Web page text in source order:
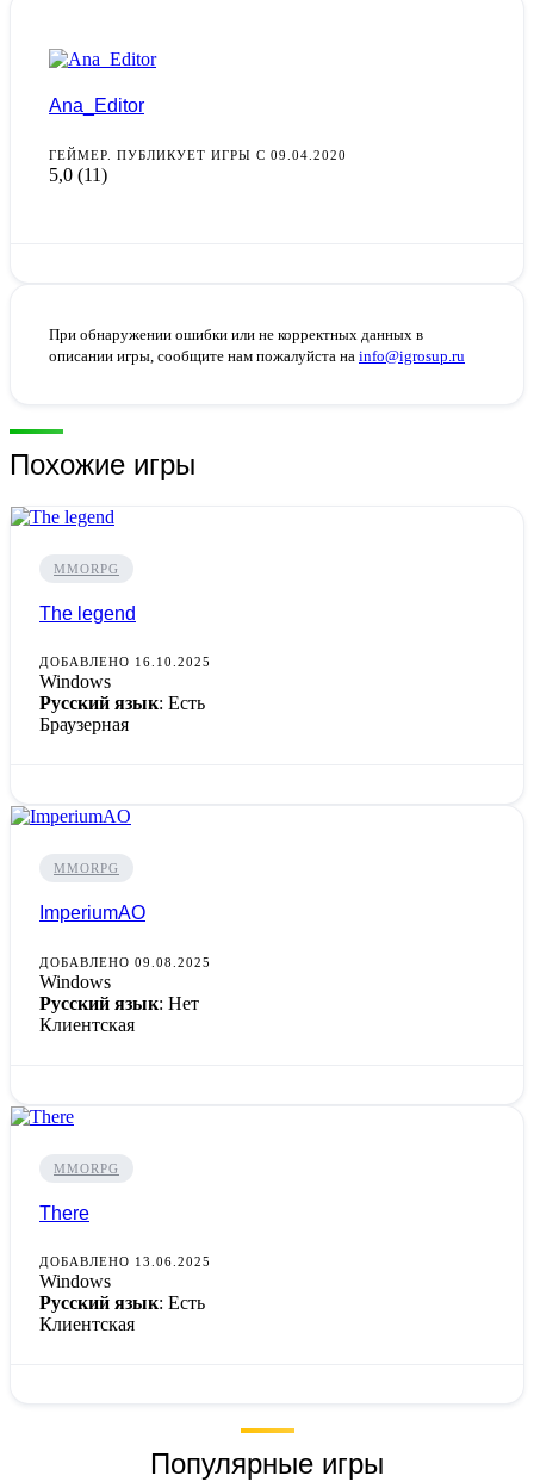
Ana_Editor
ГЕЙМЕР. ПУБЛИКУЕТ ИГРЫ С 09.04.2020
5,0 (11)
При обнаружении ошибки или не корректных данных в
описании игры, сообщите нам пожалуйста на info@igrosup.ru
Похожие игры
MMORPG
The legend
ДОБАВЛЕНО 16.10.2025
Windows
Русский язык: Есть
Браузерная
MMORPG
ImperiumAO
ДОБАВЛЕНО 09.08.2025
Windows
Русский язык: Нет
Клиентская
MMORPG
There
ДОБАВЛЕНО 13.06.2025
Windows
Русский язык: Есть
Клиентская
Популярные игры